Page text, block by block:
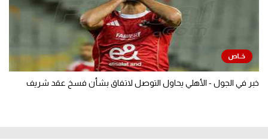
خبر في الجول - الأهلي يحاول التوصل لاتفاق بشأن فسخ عقد شريف